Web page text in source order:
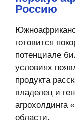
Южноафриканский
готовится покорить
условиях появления
продукта
владелец и
агрохолдинга
области.
Вы первый раз в
в Gastreet.